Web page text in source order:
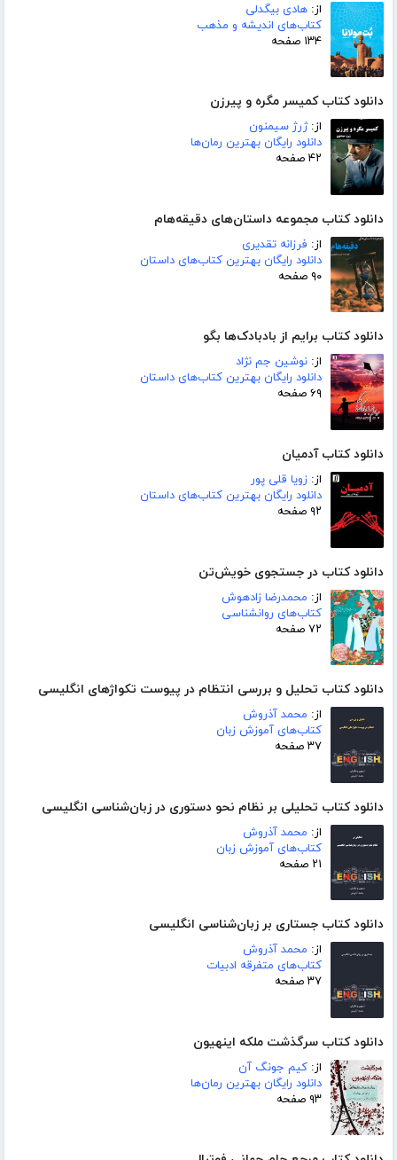
از: هادی بیگدلی
کتاب‌های اندیشه و مذهب
۱۳۴ صفحه
دانلود کتاب کمیسر مگره و پیرزن
از:ژرژ سیمنون
دانلود رایگان بهترین رمان‌ها
۴۲ صفحه
دانلود کتاب مجموعه داستان‌های دقیقه‌هام
از: فرزانه تقدیری
دانلود رایگان بهترین کتاب‌های داستان
۹۰ صفحه
دانلود کتاب برایم از بادبادک‌ها بگو
از: نوشین جم نژاد
دانلود رایگان بهترین کتاب‌های داستان
۶۹ صفحه
دانلود کتاب آدمیان
از: زویا قلی پور
دانلود رایگان بهترین کتاب‌های داستان
۹۲ صفحه
دانلود کتاب در جستجوی خویش‌تن
از: محمدرضا زادهوش
کتاب‌های روانشناسی
۷۲ صفحه
دانلود کتاب تحلیل و بررسی انتظام در پیوست تکواژهای انگلیسی
از: محمد آذروش
کتاب‌های آموزش زبان
۳۷ صفحه
دانلود کتاب تحلیلی بر نظام نحو دستوری در زبان‌شناسی انگلیسی
از: محمد آذروش
کتاب‌های آموزش زبان
۲۱ صفحه
دانلود کتاب جستاری بر زبان‌شناسی انگلیسی
از: محمد آذروش
کتاب‌های متفرقه ادبیات
۳۷ صفحه
دانلود کتاب سرگذشت ملکه اینهیون
از: کیم جونگ آن
دانلود رایگان بهترین رمان‌ها
۹۳ صفحه